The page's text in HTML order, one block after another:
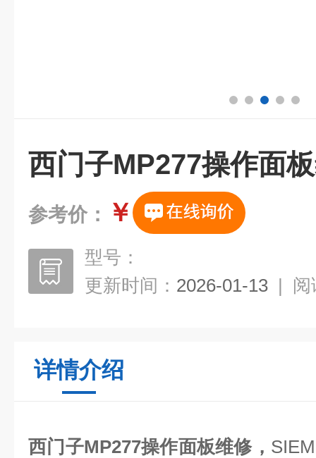
西门子MP277操作面
参考价： ￥
型号：
更新时间： 2026-01-13 | 阅
详情介绍
西门子MP277操作面板维修，